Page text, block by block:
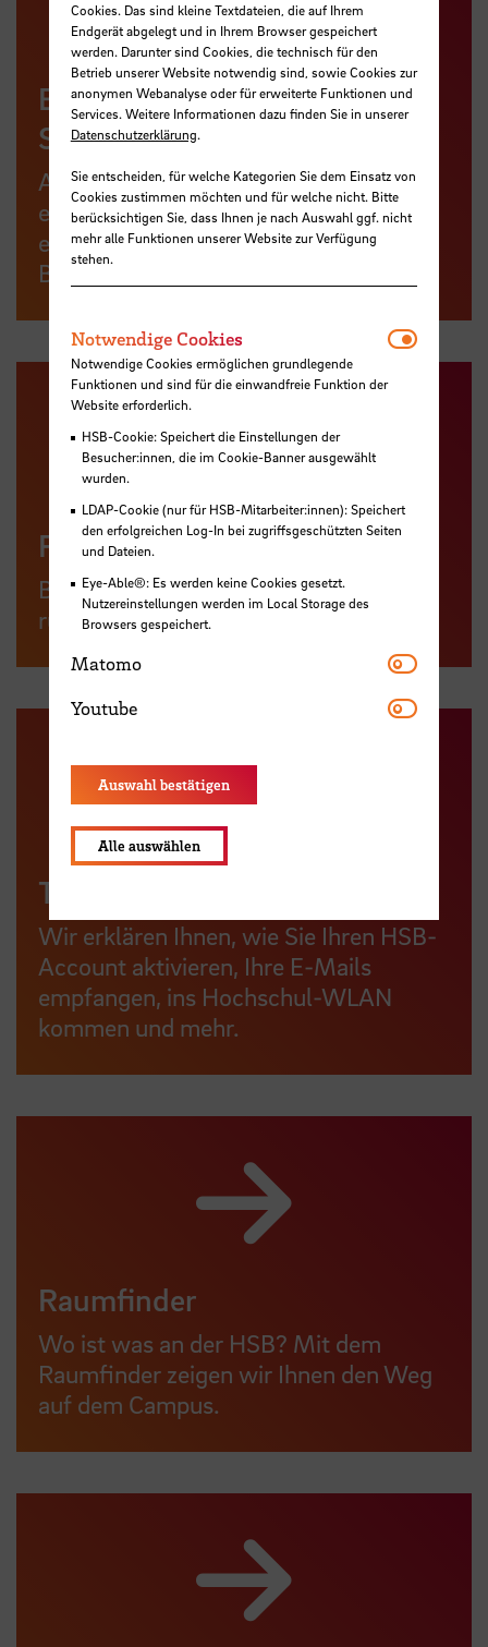
Ergänzende Angebote zum
Studium
Angebote, mit denen Sie Ihr Studium
erleichtern, Ihre Persönlichkeit
entwickeln und Kompetenzen für das
Berufsleben erlangen.
Finanzierung
BAföG, Stipendium, Nebenjobs – alles
rund um das Thema Geld
Technik im Studium
Wir erklären Ihnen, wie Sie Ihren HSB-
Account aktivieren, Ihre E-Mails
empfangen, ins Hochschul-WLAN
kommen und mehr.
Raumfinder
Wo ist was an der HSB? Mit dem
Raumfinder zeigen wir Ihnen den Weg
auf dem Campus.
Cookies. Das sind kleine Textdateien, die auf Ihrem
Endgerät abgelegt und in Ihrem Browser gespeichert
werden. Darunter sind Cookies, die technisch für den
Betrieb unserer Website notwendig sind, sowie Cookies zur
anonymen Webanalyse oder für erweiterte Funktionen und
Services. Weitere Informationen dazu finden Sie in unserer
Datenschutzerklärung.
Sie entscheiden, für welche Kategorien Sie dem Einsatz von
Cookies zustimmen möchten und für welche nicht. Bitte
berücksichtigen Sie, dass Ihnen je nach Auswahl ggf. nicht
mehr alle Funktionen unserer Website zur Verfügung
stehen.
Notwendige Cookies
Notwendige Cookies ermöglichen grundlegende
Funktionen und sind für die einwandfreie Funktion der
Website erforderlich.
HSB-Cookie: Speichert die Einstellungen der
Besucher:innen, die im Cookie-Banner ausgewählt
wurden.
LDAP-Cookie (nur für HSB-Mitarbeiter:innen): Speichert
den erfolgreichen Log-In bei zugriffsgeschützten Seiten
und Dateien.
Eye-Able®: Es werden keine Cookies gesetzt.
Nutzereinstellungen werden im Local Storage des
Browsers gespeichert.
Matomo Matomo
Youtube Youtube
Auswahl bestätigen
Alle auswählen